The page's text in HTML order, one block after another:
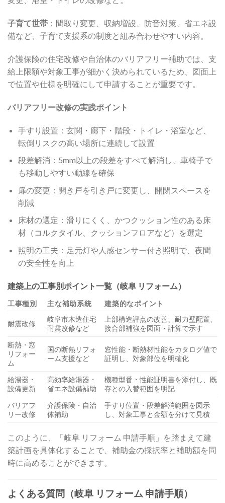
子育て世帯 ：間取り変更、収納増設、防音対策、省エネ設
備など、子育て支援系の制度と組み合わせやすい内容。
介護保険の住宅改修や自治体のバリアフリー補助では、支
給上限額や対象工事が細かく決められているため、図面上
で位置や仕様を明確にして申請することが重要です。
バリアフリー改修の実践ポイント
手すり設置：玄関・廊下・階段・トイレ・浴室など、
転倒リスクの高い場所に連続して設置
段差解消：5mm以上の段差をすべて解消し、車椅子で
も移動しやすい動線を確保
扉の変更：開き戸を引き戸に変更し、開閉スペースを
削減
床材の選定：滑りにくく、かつクッション性のある床
材（コルクタイル、クッションフロアなど）を選定
照明の工夫：足元灯や人感センサー付き照明で、夜間
の安全性を向上
建築上の工事別ポイント一覧（岐阜 リフォーム）
工事種別 主な補助系統 建築的なポイント
耐震改修
岐阜市木造住宅
耐震改修など
上部構造評点の改善、耐力壁配置、
接合部補強を図面・計算で示す
断熱・窓
リフォー
ム
国の断熱リフォ
ーム支援など
窓性能・断熱材性能をカタログ値で
証明し、対象部位を明確化
給湯器・
設備更新
高効率給湯器・
省エネ設備補助
機種型番・性能証明書を添付し、既
存との入替範囲を明記
バリアフ
リー改修
介護保険・自治
体補助
手すり位置・段差解消範囲を図示
し、対象工事と金額を分けて見積
このように、「岐阜 リフォーム 申請手順」を踏まえて建
築計画を具体化することで、補助金の採択率と補助額を同
時に高めることができます。
よくある質問（岐阜 リフォーム 申請手順）